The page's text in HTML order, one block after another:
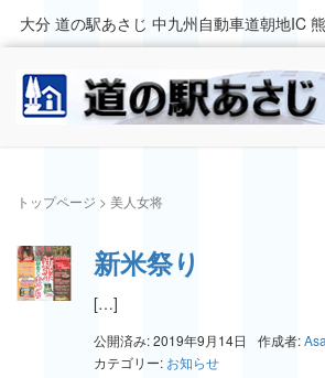
大分 道の駅あさじ 中九州自動車道朝地IC
トップページ > 美人女将
新米祭り
[…]
公開済み: 2019年9月14日 作成者:
カテゴリー: お知らせ